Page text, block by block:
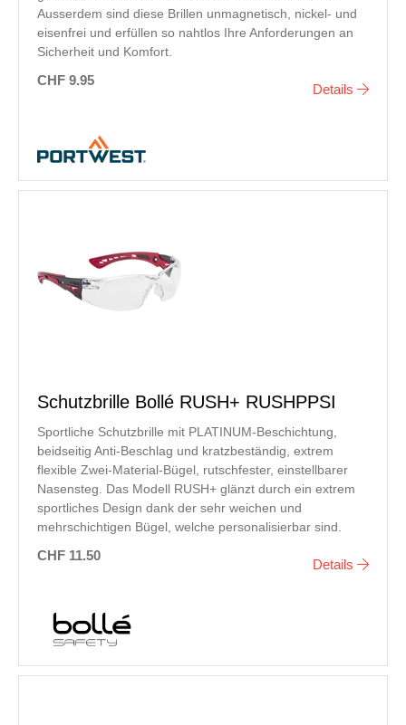
Ausserdem sind diese Brillen unmagnetisch, nickel- und
eisenfrei und erfüllen so nahtlos Ihre Anforderungen an
Sicherheit und Komfort.
CHF 9.95
Details
Schutzbrille Bollé RUSH+ RUSHPPSI
Sportliche Schutzbrille mit PLATINUM-Beschichtung,
beidseitig Anti-Beschlag und kratzbeständig, extrem
flexible Zwei-Material-Bügel, rutschfester, einstellbarer
Nasensteg. Das Modell RUSH+ glänzt durch ein extrem
sportliches Design dank der sehr weichen und
mehrschichtigen Bügel, welche personalisierbar sind.
CHF 11.50
Details